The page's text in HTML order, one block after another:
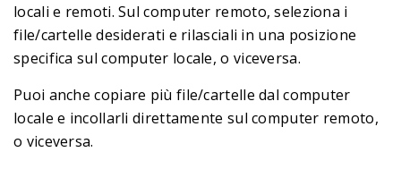
locali e remoti. Sul computer remoto, seleziona i
file/cartelle desiderati e rilasciali in una posizione
specifica sul computer locale, o viceversa.
Puoi anche copiare più file/cartelle dal computer
locale e incollarli direttamente sul computer remoto,
o viceversa.